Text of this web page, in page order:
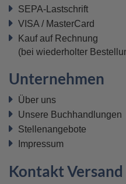
SEPA-Lastschrift
VISA / MasterCard
Kauf auf Rechnung
(bei wiederholter
Unternehmen
Über uns
Unsere Buchhandlungen
Stellenangebote
Impressum
Kontakt Versand